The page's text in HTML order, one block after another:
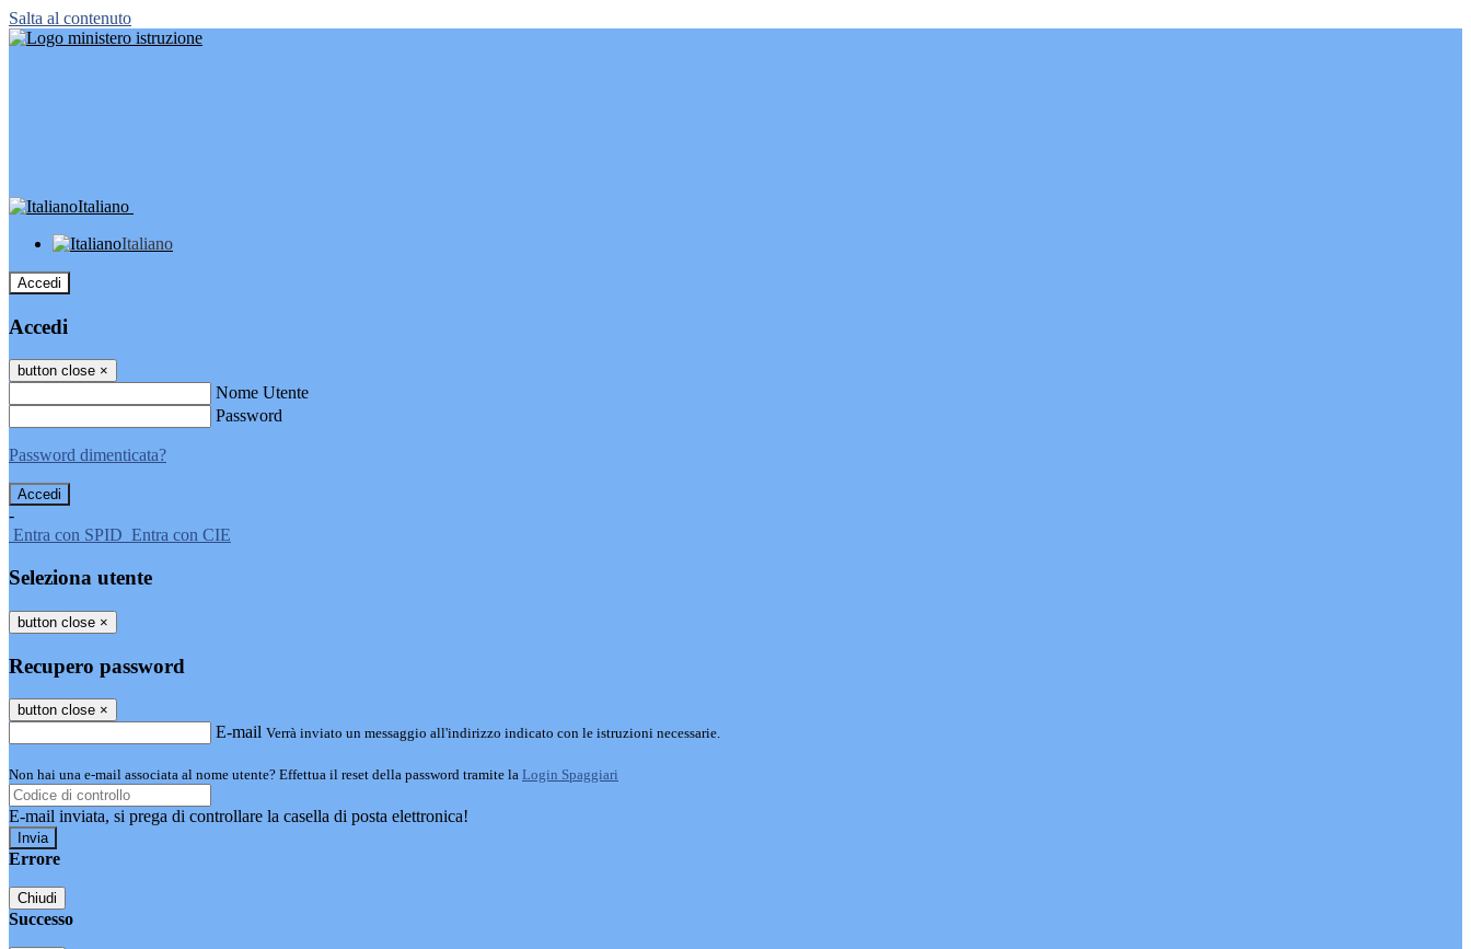
Salta al contenuto
Italiano
Italiano
Accedi
Accedi
button close ×
Nome Utente
Password
Password dimenticata?
-
Entra con SPID Entra con CIE
Seleziona utente
button close ×
Recupero password
button close ×
E-mail Verrà inviato un messaggio all'indirizzo indicato con le istruzioni necessarie.
Non hai una e-mail associata al nome utente? Effettua il reset della password tramite la Login Spaggiari
E-mail inviata, si prega di controllare la casella di posta elettronica!
Errore
Chiudi
Successo